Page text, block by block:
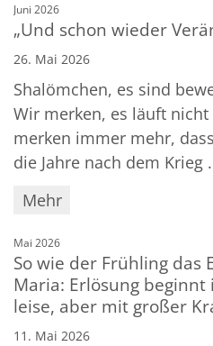
Juni 2026:
„Und schon wieder
26. Mai 2026
Shalömchen, es sind
Wir merken, es läuft
merken immer mehr,
die Jahre nach dem Krieg
Mehr
Mai 2026:
So wie der Frühling das
Maria: Erlösung beginnt
leise, aber mit großer
11. Mai 2026